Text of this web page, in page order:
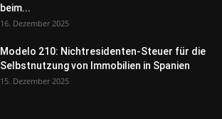
beim...
16. Dezember 2025
Modelo 210: Nichtresidenten-Steuer für die
Selbstnutzung von Immobilien in Spanien
15. Dezember 2025